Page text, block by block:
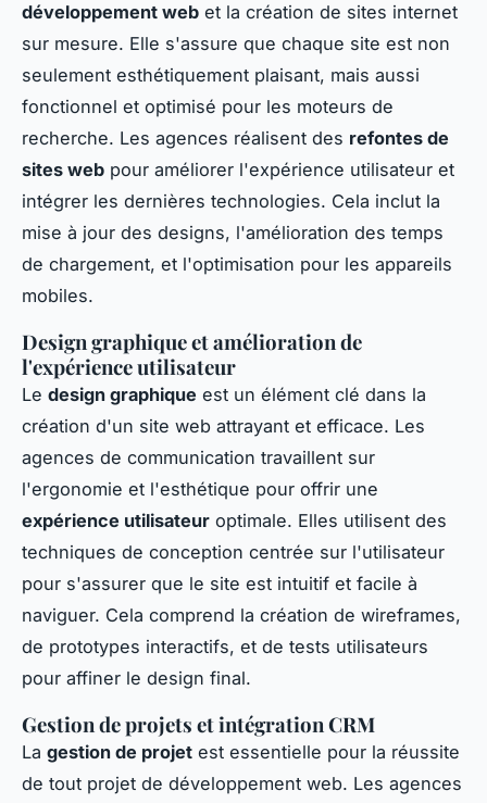
développement web et la création de sites internet
sur mesure. Elle s'assure que chaque site est non
seulement esthétiquement plaisant, mais aussi
fonctionnel et optimisé pour les moteurs de
recherche. Les agences réalisent des refontes de
sites web pour améliorer l'expérience utilisateur et
intégrer les dernières technologies. Cela inclut la
mise à jour des designs, l'amélioration des temps
de chargement, et l'optimisation pour les appareils
mobiles.
Design graphique et amélioration de
l'expérience utilisateur
Le design graphique est un élément clé dans la
création d'un site web attrayant et efficace. Les
agences de communication travaillent sur
l'ergonomie et l'esthétique pour offrir une
expérience utilisateur optimale. Elles utilisent des
techniques de conception centrée sur l'utilisateur
pour s'assurer que le site est intuitif et facile à
naviguer. Cela comprend la création de wireframes,
de prototypes interactifs, et de tests utilisateurs
pour affiner le design final.
Gestion de projets et intégration CRM
La gestion de projet est essentielle pour la réussite
de tout projet de développement web. Les agences